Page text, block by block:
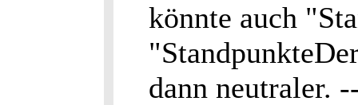
könnte auch
dann neutraler.